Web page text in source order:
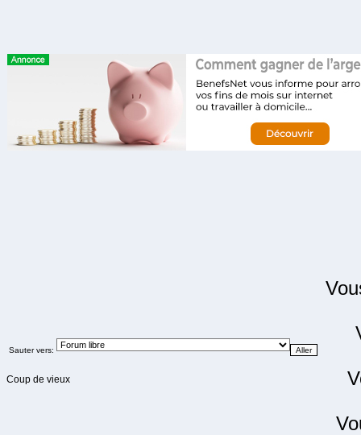
Sauter vers:
Coup de vieux